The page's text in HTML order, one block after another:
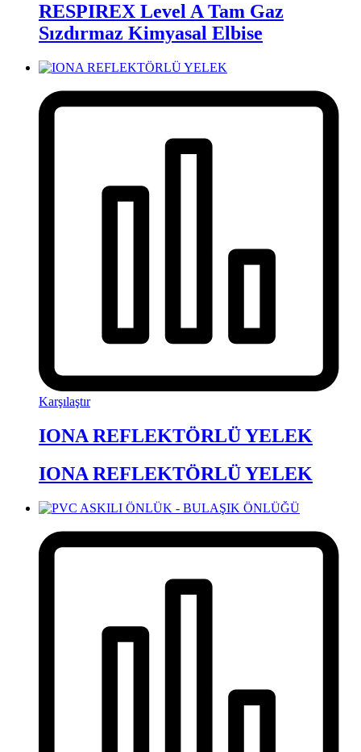
RESPIREX Level A Tam Gaz
Sızdırmaz Kimyasal Elbise
Karşılaştır
IONA REFLEKTÖRLÜ YELEK
IONA REFLEKTÖRLÜ YELEK